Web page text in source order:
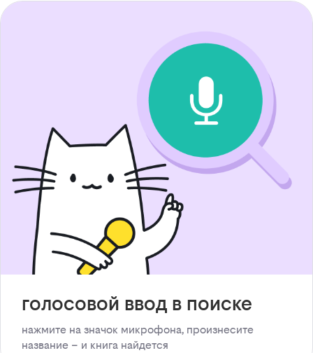
голосовой ввод в поиске
нажмите на значок микрофона, произнесите
название – и книга найдется